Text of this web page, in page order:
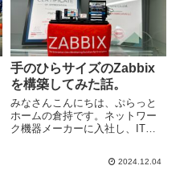
手のひらサイズのZabbix
を構築してみた話。
みなさんこんにちは、ぷらっと
ホームの倉持です。ネットワー
ク機器メーカーに入社し、ITに
Zabbixの構築に成功してしまい
2024.12.04